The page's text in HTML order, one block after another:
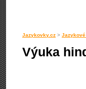
Jazykovky.cz >
Výuka